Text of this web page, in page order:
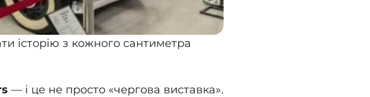
історію з кожного сантиметра
— і це не просто «чергова виставка».